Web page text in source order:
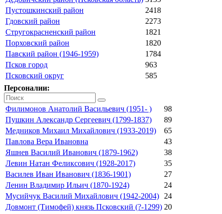
Пустошкинский район
2418
Гдовский район
2273
Стругокрасненский район
1821
Порховский район
1820
Павский район (1946-1959)
1784
Псков город
963
Псковский округ
585
Персоналии:
Филимонов Анатолий Васильевич (1951- )
98
Пушкин Александр Сергеевич (1799-1837)
89
Медников Михаил Михайлович (1933-2019)
65
Павлова Вера Ивановна
43
Яшнев Василий Иванович (1879-1962)
38
Левин Натан Феликсович (1928-2017)
35
Василев Иван Иванович (1836-1901)
27
Ленин Владимир Ильич (1870-1924)
24
Мусийчук Василий Михайлович (1942-2004)
24
Довмонт (Тимофей) князь Псковский (?-1299) 20